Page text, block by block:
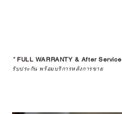
*FULL WARRANTY & After Service
รับประกัน พร้อมบริการหลังการขาย